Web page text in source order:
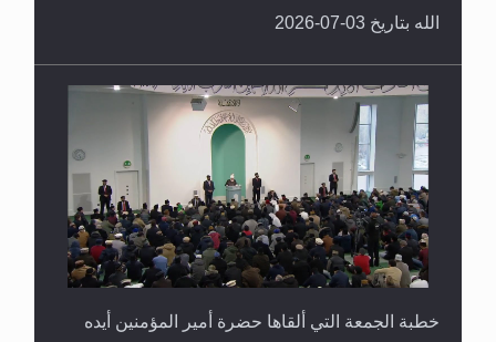
الله بتاريخ 03-07-2026
خطبة الجمعة التي ألقاها حضرة أمير المؤمنين أيده